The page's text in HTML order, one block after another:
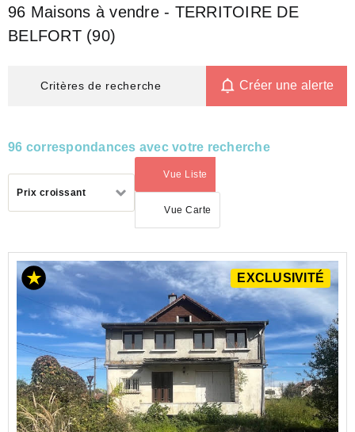
96 Maisons à vendre - TERRITOIRE DE
BELFORT (90)
Critères de recherche Créer une alerte
96 correspondances avec votre recherche
Prix croissant
Vue Liste
(activé)
Vue Carte
ACHAT
MAISON
BOURGOGNE-
FRANCHE-
COMTÉ
TERRITOIRE
DE
BELFORT
(90)
EXCLUSIVITÉ